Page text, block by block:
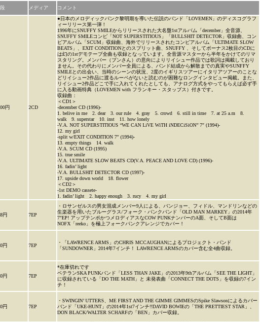
メディア コメント
円 2CD
●日本のメロディックパンク黎明期を導いた伝説のバンド「LOVEMEN」のディスコグラフ
ィーリリース第一弾！
1996年にSNUFFY SMILEからリリースされた大名盤1stアルバム「december」全音源、
SNUFFY SMILEコンピ「NOT SUPERSTITIOUS」「BULLSHIT DETECTOR」収録曲、コン
ピアルバム「SCUM」収録曲、海外でリリースされたコンピアルバム「ULTIMATE SLOW
BEATS」、EXIT CONDITIONとのスプリット曲、SNUFFY 、そしてボーナス2枚目のCDに
は幻の1stデモテープ全曲も収録となっています。全音源マスターから半年をかけてのリマ
スタリング。メンバー（ブンさん）の意向によりリイシュー作品では歌詞は掲載しており
ません。その代わりにメンバー全員による、バンド結成から解散までの真実やSUNFFY
SMILEとの出会い、当時のシーンの状況、2度のイギリスツアーにイタリアツアーのことな
どリイシュー2作品に渡るルーペがないと読むのが困難なロングインタビュー掲載。また、
リイシュー2作品どこで手に入れてくれたとしても、アナログ方式をやってもらえば必ず手
に入る動画特典（LOVEMEN with フランキー・スタッブス）付きです。
収録曲：
＜CD1＞
-december CD (1996)-
1. belive in me 2. dear 3. our rule 4. gray 5. crowd 6. still in time 7. at 25 a.m 8.
walk 9. superstar 10. inst 11. how lonely
-V.A. NOT SUPERSTITIOUS “WE CAN LiVE WiTH iNDECiSiON” 7″ (1994)-
12. my girl
-split w/EXIT CONDITION 7″ (1994)-
13. empty things 14. walk
-V.A. SCUM CD (1995)
15. true smile
-V.A. ULTIMATE SLOW BEATS CD(V.A. PEACE AND LOVE CD) (1996)-
16. fadin’ light
-V.A. BULLSHIT DETECTOR CD (1997)-
17. upside down world 18. flower
＜CD2＞
-1st DEMO cassete-
1. fadin’ light 2. happy enough 3. rucy 4. my girl
円 7EP
・ロサンゼルスの男女混成メンバー9人による、バンジョー、フィドル、マンドリンなどの
生楽器を用いたブルーグラス/フォーク・パンクバンド「OLD MAN MARKEY」の2014年
7"EP! アップテンポかつメロディアスなCOW PUNKナンバーのA面、そしてB面は
NOFX「reeko」を極上フォークパンクアレンジでカバー！
円 7EP
・「LAWRENCE ARMS」のCHRIS MCCAUGHANによるプロジェクト・バンド
「SUNDOWNER」2014年7インチ！ LAWRENCE ARMSのカバー含む全4曲収録。
円 7EP
*在庫切れです
ベテランSKA PUNKバンド「LESS THAN JAKE」の2013年9thアルバム「SEE THE LIGHT」
に収録されている「DO THE MATH」と 未発表曲「CONNECT THE DOTS」を収録の7イン
チ！
円 7EP
・SWINGIN’ UTTERS、ME FIRST AND THE GIMME GIMMESのSpike Slawsonによるカバー
バンド「UKE-HUNT」の2014年1st7インチ!!DAVID BOWIEの「THE PRETTIEST STAR」、
DON BLACK/WALTER SCHARFの「BEN」カバー収録。